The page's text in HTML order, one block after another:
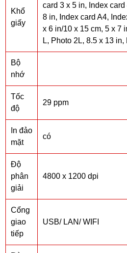
Khổ
giấy
card 3 x 5 in, Index
8 in, Index card A4,
x 6 in/10 x 15 cm, 5 x 7
L, Photo 2L, 8.5 x 13 in,
Bộ
nhớ
Tốc
độ
29 ppm
In đảo
mặt
có
Độ
phân
giải
4800 x 1200 dpi
Cổng
giao
tiếp
USB/ LAN/ WIFI